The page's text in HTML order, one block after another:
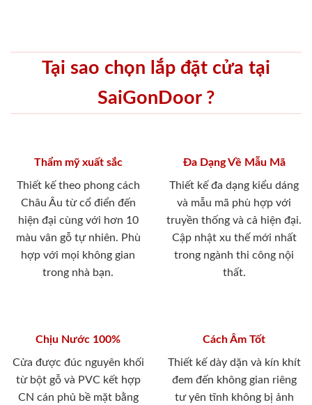
Tại sao chọn lắp đặt cửa tại
SaiGonDoor ?
Thẩm mỹ xuất sắc
Thiết kế theo phong cách
Châu Âu từ cổ điển đến
hiện đại cùng với hơn 10
màu vân gỗ tự nhiên. Phù
hợp với mọi không gian
trong nhà bạn.
Đa Dạng Về Mẫu Mã
Thiết kế đa dạng kiểu dáng
và mẫu mã phù hợp với
truyền thống và cả hiện đại.
Cập nhật xu thế mới nhất
trong ngành thi công nội
thất.
Chịu Nước 100%
Cửa được đúc nguyên khối
từ bột gỗ và PVC kết hợp
CN cán phủ bề mặt bằng
Cách Âm Tốt
Thiết kế dày dặn và kín khít
đem đến không gian riêng
tư yên tĩnh không bị ảnh